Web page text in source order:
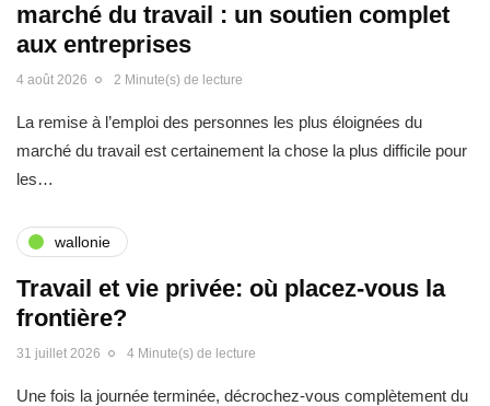
marché du travail : un soutien complet
aux entreprises
4 août 2026 2 Minute(s) de lecture
La remise à l’emploi des personnes les plus éloignées du
marché du travail est certainement la chose la plus difficile pour
les…
wallonie
Travail et vie privée: où placez-vous la
frontière?
31 juillet 2026 4 Minute(s) de lecture
Une fois la journée terminée, décrochez-vous complètement du